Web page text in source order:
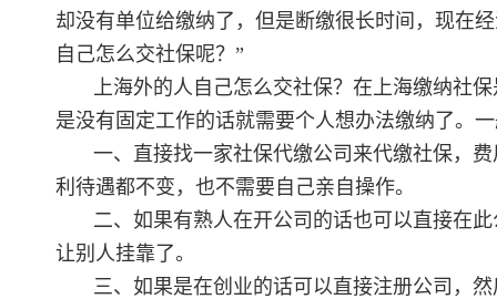
却没有单位给缴纳了，但是断缴很长时间，现在
自己怎么交社保呢？”
上海外的人自己怎么交社保？在上海缴纳社
是没有固定工作的话就需要个人想办法缴纳了。
一、直接找一家社保代缴公司来代缴社保，
利待遇都不变，也不需要自己亲自操作。
二、如果有熟人在开公司的话也可以直接在
让别人挂靠了。
三、如果是在创业的话可以直接注册公司，